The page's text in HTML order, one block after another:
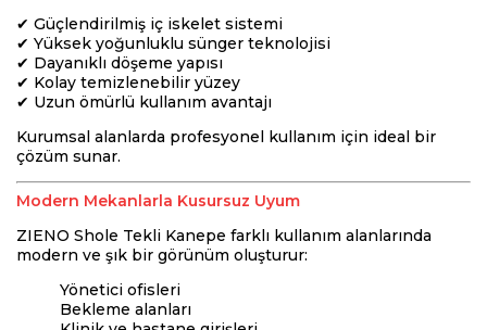
✔ Güçlendirilmiş iç iskelet sistemi
✔ Yüksek yoğunluklu sünger teknolojisi
✔ Dayanıklı döşeme yapısı
✔ Kolay temizlenebilir yüzey
✔ Uzun ömürlü kullanım avantajı
Kurumsal alanlarda profesyonel kullanım için ideal bir
çözüm sunar.
Modern Mekanlarla Kusursuz Uyum
ZIENO Shole Tekli Kanepe farklı kullanım alanlarında
modern ve şık bir görünüm oluşturur:
Yönetici ofisleri
Bekleme alanları